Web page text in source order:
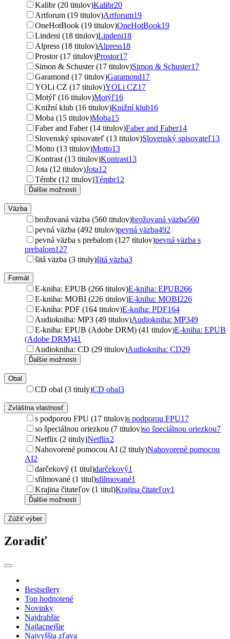
Kalibr (20 titulov)Kalibr20
Artforum (19 titulov)Artforum19
OneHotBook (19 titulov)OneHotBook19
Lindeni (18 titulov)Lindeni18
Alpress (18 titulov)Alpress18
Prostor (17 titulov)Prostor17
Simon & Schuster (17 titulov)Simon & Schuster17
Garamond (17 titulov)Garamond17
YOLi CZ (17 titulov)YOLi CZ17
Motýľ (16 titulov)Motýľ16
Knižní klub (16 titulov)Knižní klub16
Moba (15 titulov)Moba15
Faber and Faber (14 titulov)Faber and Faber14
Slovenský spisovateľ (13 titulov)Slovenský spisovateľ13
Motto (13 titulov)Motto13
Kontrast (13 titulov)Kontrast13
Jota (12 titulov)Jota12
Témbr (12 titulov)Témbr12
Ďalšie možnosti
Väzba
brožovaná väzba (560 titulov)brožovaná väzba560
pevná väzba (492 titulov)pevná väzba492
pevná väzba s prebalom (127 titulov)pevná väzba s
prebalom127
šitá väzba (3 tituly)šitá väzba3
Formát
E-kniha: EPUB (266 titulov)E-kniha: EPUB266
E-kniha: MOBI (226 titulov)E-kniha: MOBI226
E-kniha: PDF (164 titulov)E-kniha: PDF164
Audiokniha: MP3 (49 titulov)Audiokniha: MP349
E-kniha: EPUB (Adobe DRM) (41 titulov)E-kniha: EPUB
(Adobe DRM)41
Audiokniha: CD (29 titulov)Audiokniha: CD29
Ďalšie možnosti
Obal
CD obal (3 tituly)CD obal3
Zvláštna vlastnosť
s podporou FPU (17 titulov)s podporou FPU17
so špeciálnou oriezkou (7 titulov)so špeciálnou oriezkou7
Netflix (2 tituly)Netflix2
Nahovorené pomocou AI (2 tituly)Nahovorené pomocou
AI2
darčekový (1 titul)darčekový1
sfilmované (1 titul)sfilmované1
Krajina čitateľov (1 titul)Krajina čitateľov1
Ďalšie možnosti
Zúžiť výber
Zoradiť
Bestsellery
Top hodnotené
Novinky
Najdrahšie
Najlacnejšie
Najvyššia zľava